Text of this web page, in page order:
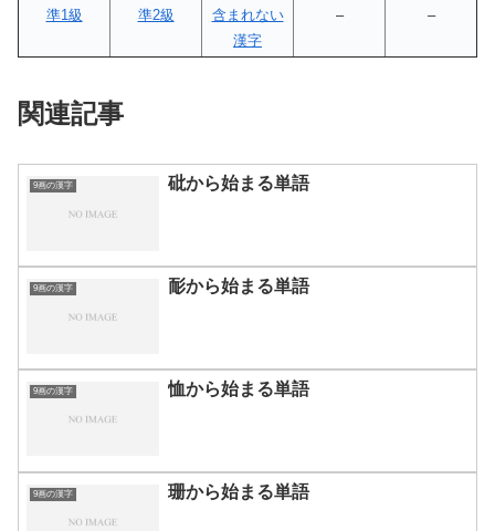
準1級 準2級
含まれない
漢字
– –
関連記事
9画の漢字 砒から始まる単語
9画の漢字 耏から始まる単語
9画の漢字 恤から始まる単語
9画の漢字 珊から始まる単語